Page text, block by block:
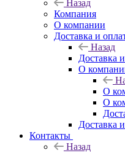
Назад
Компания
О компании
Доставка и
Назад
Доставка
О
О
О
Доставка
Контакты
Назад